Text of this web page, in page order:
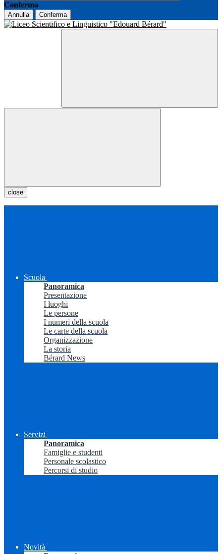
Conferma
Annulla Conferma
close
Scuola
Panoramica
Presentazione
I luoghi
Le persone
I numeri della scuola
Le carte della scuola
Organizzazione
La storia
Bérard News
Servizi
Panoramica
Famiglie e studenti
Personale scolastico
Percorsi di studio
Novità